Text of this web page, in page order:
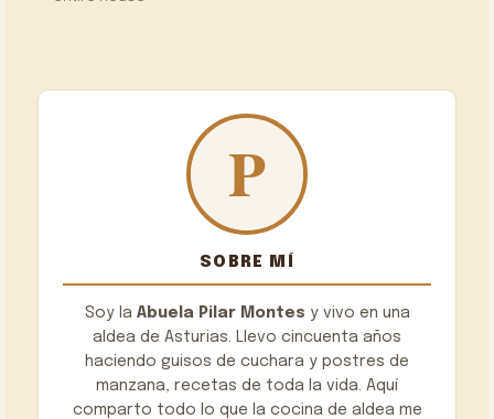
SOBRE MÍ
Soy la Abuela Pilar Montes y vivo en una
aldea de Asturias. Llevo cincuenta años
haciendo guisos de cuchara y postres de
manzana, recetas de toda la vida. Aquí
comparto todo lo que la cocina de aldea me